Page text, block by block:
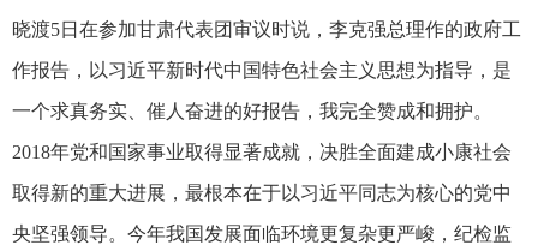
晓渡5日在参加甘肃代表团审议时说，李克强总理作的政府工
作报告，以习近平新时代中国特色社会主义思想为指导，是
一个求真务实、催人奋进的好报告，我完全赞成和拥护。
2018年党和国家事业取得显著成就，决胜全面建成小康社会
取得新的重大进展，最根本在于以习近平同志为核心的党中
央坚强领导。今年我国发展面临环境更复杂更严峻，纪检监